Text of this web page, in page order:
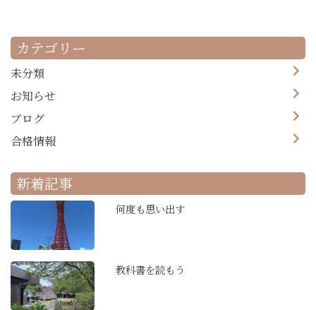
カテゴリー
未分類
お知らせ
ブログ
合格情報
新着記事
何度も思い出す
教科書を読もう